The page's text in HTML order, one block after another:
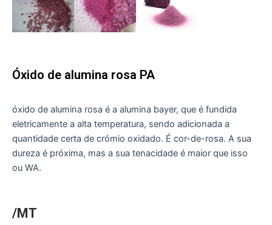
Óxido de alumina rosa PA
óxido de alumina rosa é a alumina bayer, que é fundida
eletricamente a alta temperatura, sendo adicionada a
quantidade certa de crómio oxidado. É cor-de-rosa. A sua
dureza é próxima, mas a sua tenacidade é maior que isso
ou WA.
/MT